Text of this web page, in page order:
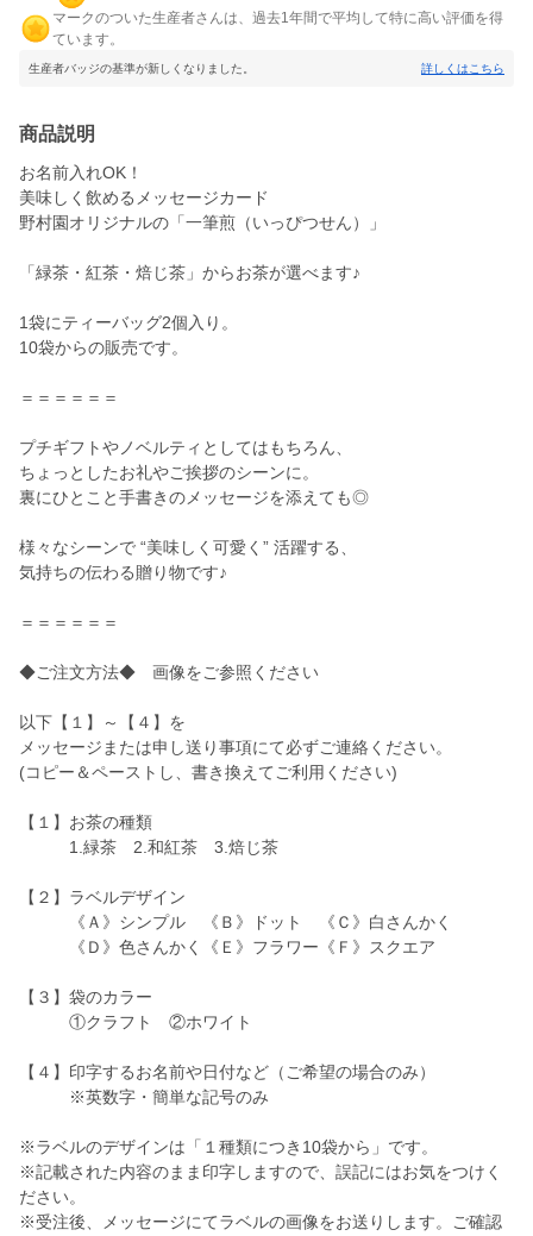
マークのついた生産者さんは、過去1年間で平均して特に高い評価を得
ています。
生産者バッジの基準が新しくなりました。 詳しくはこちら
商品説明
お名前入れOK！
美味しく飲めるメッセージカード
野村園オリジナルの「一筆煎（いっぴつせん）」
「緑茶・紅茶・焙じ茶」からお茶が選べます♪
1袋にティーバッグ2個入り。
10袋からの販売です。
＝＝＝＝＝＝
プチギフトやノベルティとしてはもちろん、
ちょっとしたお礼やご挨拶のシーンに。
裏にひとこと手書きのメッセージを添えても◎
様々なシーンで “美味しく可愛く” 活躍する、
気持ちの伝わる贈り物です♪
＝＝＝＝＝＝
◆ご注文方法◆ 画像をご参照ください
以下【１】～【４】を
メッセージまたは申し送り事項にて必ずご連絡ください。
(コピー＆ペーストし、書き換えてご利用ください)
【１】お茶の種類
1.緑茶 2.和紅茶 3.焙じ茶
【２】ラベルデザイン
《Ａ》シンプル 《Ｂ》ドット 《Ｃ》白さんかく
《Ｄ》色さんかく《Ｅ》フラワー《Ｆ》スクエア
【３】袋のカラー
①クラフト ②ホワイト
【４】印字するお名前や日付など（ご希望の場合のみ）
※英数字・簡単な記号のみ
※ラベルのデザインは「１種類につき10袋から」です。
※記載された内容のまま印字しますので、誤記にはお気をつけく
ださい。
※受注後、メッセージにてラベルの画像をお送りします。ご確認